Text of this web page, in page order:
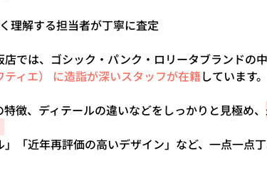
理解する担当者が丁寧に査定
では、ゴシック・パンク・ロリータブランドの
ィエ） に造詣が深いスタッフが在籍しています。
徴、ディテールの違いなどをしっかりと見極め、
」「近年再評価の高いデザイン」など、一点一点